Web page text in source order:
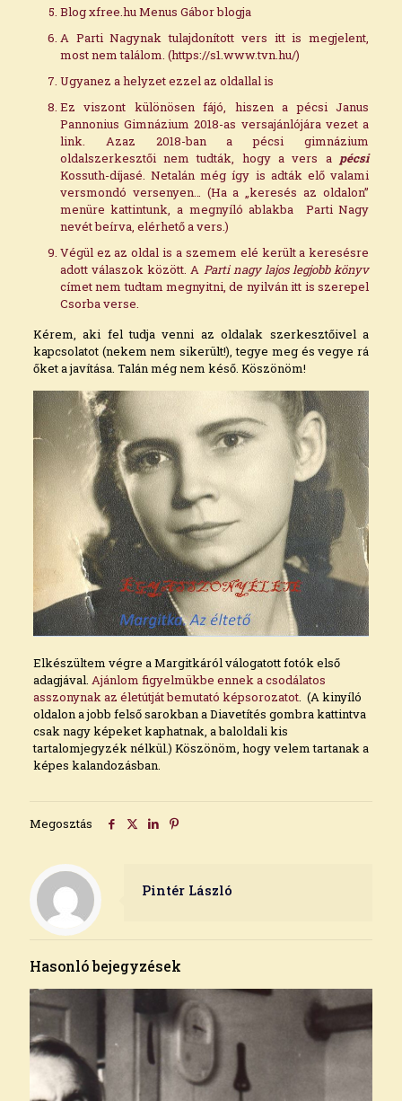
Blog xfree.hu Menus Gábor blogja
A Parti Nagynak tulajdonított vers itt is megjelent,
most nem találom . (https://s1.www.tvn.hu/)
Ugyanez a helyzetezzel az oldallal is
Ez viszont különösen fájó,
hiszen a pécsi Janus
Pannonius Gimnázium 2018-as versajánlójára vezet a
link. Azaz 2018-ban a pécsi gimnázium
oldalszerkesztői nem tudták, hogy a vers a pécsi
Kossuth-díjasé. Netalán még így is adták elő valami
versmondó versenyen… (Ha a „keresés az oldalon”
menüre kattintunk, a megnyíló ablakba Parti Nagy
nevét beírva, elérhető a vers.)
Végül ez az oldal is a szemem elé kerülta keresésre
adott válaszok között. A Parti nagy lajos legjobb könyv
címet nem tudtam megnyitni, de nyilván itt is szerepel
Csorba verse.
Kérem, aki fel tudja venni az oldalak szerkesztőivel a
kapcsolatot (nekem nem sikerült!), tegye meg és vegye rá
őket a javítása. Talán még nem késő. Köszönöm!
Elkészültem végre a Margitkáról válogatott fotók első
adagjával. Ajánlom figyelmükbe ennek a csodálatos
asszonynak az életútját bemutató képsorozatot. (A kinyíló
oldalon a jobb felső sarokban a Diavetítés gombra kattintva
csak nagy képeket kaphatnak, a baloldali kis
tartalomjegyzék nélkül.) Köszönöm, hogy velem tartanak a
képes kalandozásban.
Megosztás
Pintér László
Hasonló bejegyzések